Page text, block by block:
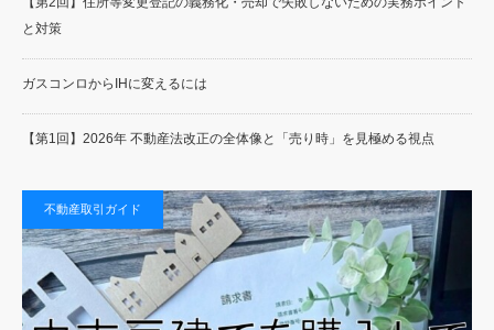
と対策
ガスコンロからIHに変えるには
【第1回】2026年 不動産法改正の全体像と「売り時」を見極める視点
不動産取引ガイド